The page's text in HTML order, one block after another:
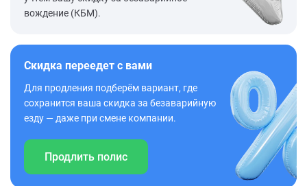
вождение (КБМ).
Скидка переедет с вами
Для продления подберём вариант, где
сохранится ваша скидка за безаварийную
езду — даже при смене компании.
Продлить полис